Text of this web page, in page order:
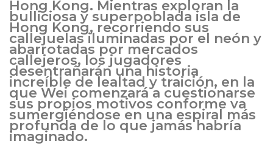
Hong Kong. Mientras exploran la
bulliciosa y superpoblada isla de
Hong Kong, recorriendo sus
callejuelas iluminadas por el neón y
abarrotadas por mercados
callejeros, los jugadores
desentrañarán una historia
increíble de lealtad y traición, en la
que Wei comenzará a cuestionarse
sus propios motivos conforme va
sumergiéndose en una espiral más
profunda de lo que jamás habría
imaginado.